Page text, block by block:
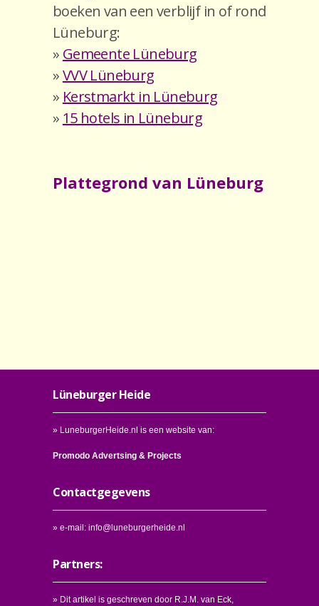
boeken van een verblijf in of rond
Lüneburg:
» Gemeente Lüneburg
»VVV Lüneburg
» Kerstmarkt in Lüneburg
» 15 hotels in Lüneburg
Plattegrond van Lüneburg
Lüneburger Heide
» LuneburgerHeide.nl is een website van:
Promodo Advertsing & Projects
Contactgegevens
» e-mail: info@luneburgerheide.nl
Partners:
» Dit artikel is geschreven door R.J.M. van Eck